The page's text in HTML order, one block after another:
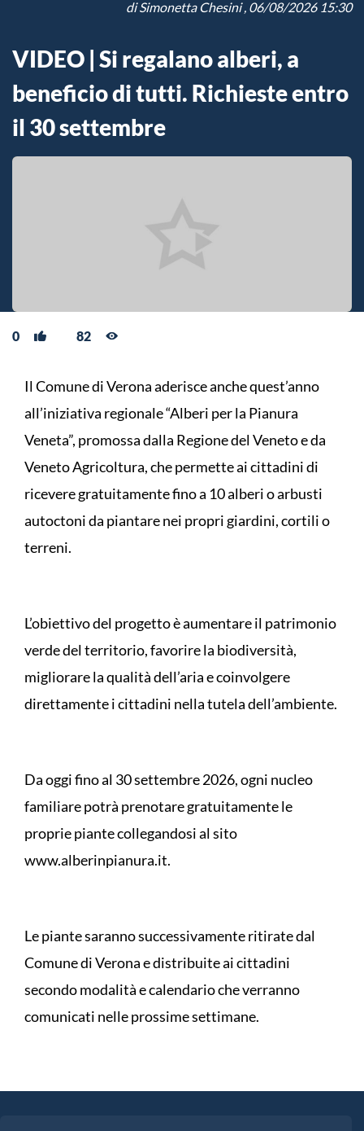
diSimonetta Chesini, 06/08/2026 15:30
VIDEO | Si regalano alberi, a
beneficio di tutti. Richieste entro
il 30 settembre
0 82
Il Comune di Verona aderisce anche quest’anno
all’iniziativa regionale “Alberi per la Pianura
Veneta”, promossa dalla Regione del Veneto e da
Veneto Agricoltura, che permette ai cittadini di
ricevere gratuitamente fino a 10 alberi o arbusti
autoctoni da piantare nei propri giardini, cortili o
terreni.
L’obiettivo del progetto è aumentare il patrimonio
verde del territorio, favorire la biodiversità,
migliorare la qualità dell’aria e coinvolgere
direttamente i cittadini nella tutela dell’ambiente.
Da oggi fino al 30 settembre 2026, ogni nucleo
familiare potrà prenotare gratuitamente le
proprie piante collegandosi al sito
www.alberinpianura.it.
Le piante saranno successivamente ritirate dal
Comune di Verona e distribuite ai cittadini
secondo modalità e calendario che verranno
comunicati nelle prossime settimane.